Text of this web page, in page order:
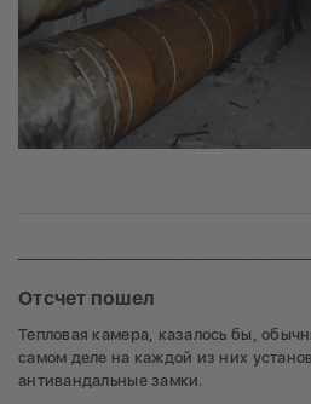
Отсчет пошел
Тепловая камера, казалось бы,
самом деле на каждой из них
антивандальные замки.